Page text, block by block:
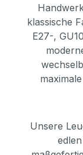
klassische
E27-,
Unsere